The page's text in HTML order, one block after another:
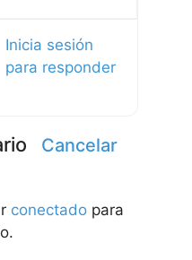
Inicia sesión
para responder
Cancelar
conectado para